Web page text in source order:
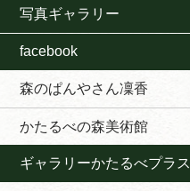
写真ギャラリー
facebook
森のぱんやさん凜香
かたるべの森美術館
ギャラリーかたるべプラス